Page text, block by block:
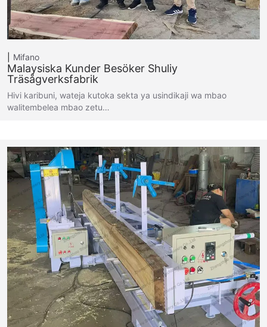
Mifano
Malaysiska Kunder Besöker Shuliy
Träsågverksfabrik
Hivi karibuni, wateja kutoka sekta ya usindikaji wa mbao
walitembelea mbao zetu…